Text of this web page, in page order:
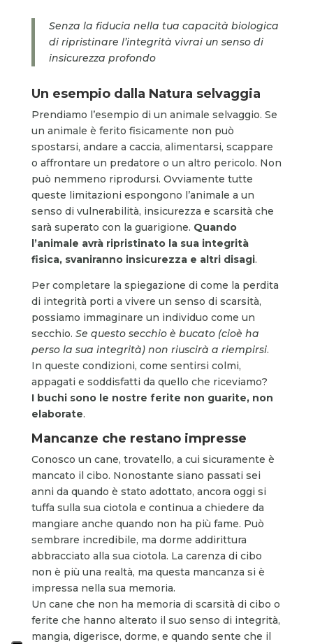
Senza la fiducia nella tua capacità biologica
di ripristinare l’integrità vivrai un senso di
insicurezza profondo
Un esempio dalla Natura selvaggia
Prendiamo l’esempio di un animale selvaggio. Se
un animale è ferito fisicamente non può
spostarsi, andare a caccia, alimentarsi, scappare
o affrontare un predatore o un altro pericolo. Non
può nemmeno riprodursi. Ovviamente tutte
queste limitazioni espongono l’animale a un
senso di vulnerabilità, insicurezza e scarsità che
sarà superato con la guarigione. Quando
l’animale avrà ripristinato la sua integrità
fisica, svaniranno insicurezza e altri disagi.
Per completare la spiegazione di come la perdita
di integrità porti a vivere un senso di scarsità,
possiamo immaginare un individuo come un
secchio. Se questo secchio è bucato (cioè ha
perso la sua integrità) non riuscirà a riempirsi.
In queste condizioni, come sentirsi colmi,
appagati e soddisfatti da quello che riceviamo?
I buchi sono le nostre ferite non guarite, non
elaborate.
Mancanze che restano impresse
Conosco un cane, trovatello, a cui sicuramente è
mancato il cibo. Nonostante siano passati sei
anni da quando è stato adottato, ancora oggi si
tuffa sulla sua ciotola e continua a chiedere da
mangiare anche quando non ha più fame. Può
sembrare incredibile, ma dorme addirittura
abbracciato alla sua ciotola. La carenza di cibo
non è più una realtà, ma questa mancanza si è
impressa nella sua memoria.
Un cane che non ha memoria di scarsità di cibo o
ferite che hanno alterato il suo senso di integrità,
mangia, digerisce, dorme, e quando sente che il